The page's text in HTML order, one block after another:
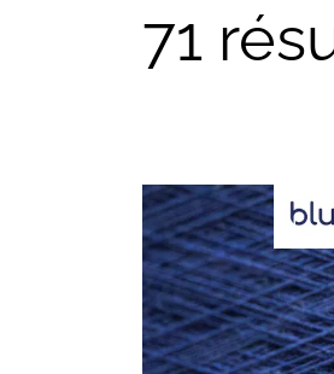
FAQ
Vos questions
71